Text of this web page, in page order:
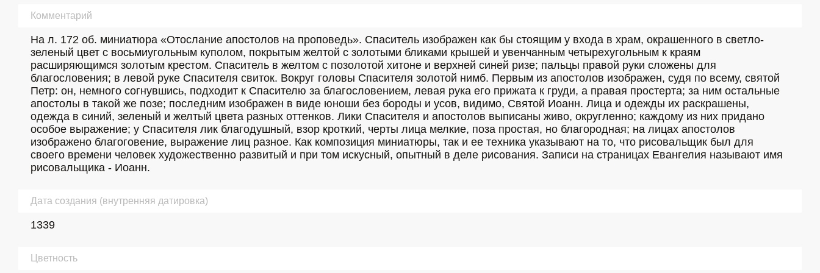
Комментарий
На л. 172 об. миниатюра «Отослание апостолов на проповедь». Спаситель изображен как бы стоящим у входа в храм, окрашенного в светло-
зеленый цвет с восьмиугольным куполом, покрытым желтой с золотыми бликами крышей и увенчанным четырехугольным к краям
расширяющимся золотым крестом. Спаситель в желтом с позолотой хитоне и верхней синей ризе; пальцы правой руки сложены для
благословения; в левой руке Спасителя свиток. Вокруг головы Спасителя золотой нимб. Первым из апостолов изображен, судя по всему, святой
Петр: он, немного согнувшись, подходит к Спасителю за благословением, левая рука его прижата к груди, а правая простерта; за ним остальные
апостолы в такой же позе; последним изображен в виде юноши без бороды и усов, видимо, Святой Иоанн. Лица и одежды их раскрашены,
одежда в синий, зеленый и желтый цвета разных оттенков. Лики Спасителя и апостолов выписаны живо, округленно; каждому из них придано
особое выражение; у Спасителя лик благодушный, взор кроткий, черты лица мелкие, поза простая, но благородная; на лицах апостолов
изображено благоговение, выражение лиц разное. Как композиция миниатюры, так и ее техника указывают на то, что рисовальщик был для
своего времени человек художественно развитый и при том искусный, опытный в деле рисования. Записи на страницах Евангелия называют имя
рисовальщика - Иоанн.
Дата создания (внутренняя датировка)
1339
Цветность